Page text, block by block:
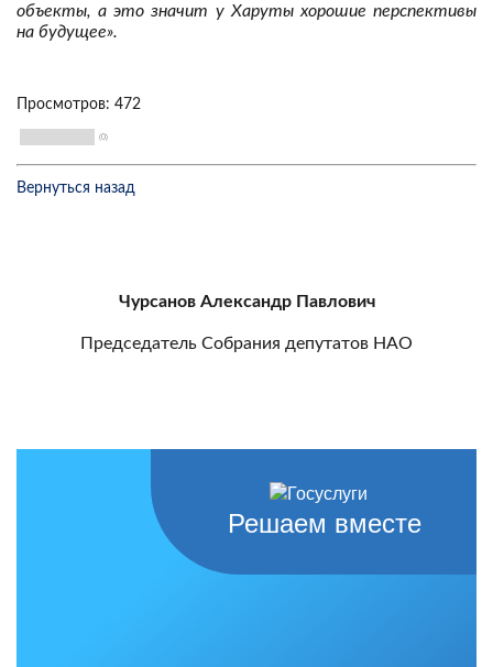
объекты, а это значит у Харуты хорошие перспективы
на будущее».
Просмотров: 472
(0)
Вернуться назад
Чурсанов Александр Павлович
Председатель Собрания депутатов НАО
Решаем вместе